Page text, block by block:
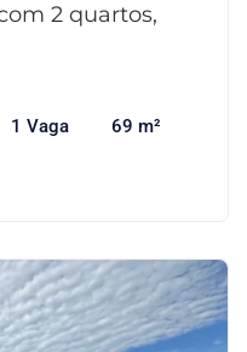
2 quartos,
1 Vaga 69 m²